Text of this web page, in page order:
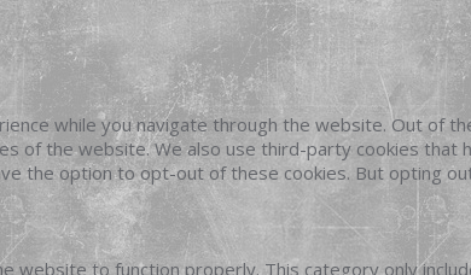
while you navigate through the website. Out of
of the website. We also use third-party cookies
the option to opt-out of these cookies. But opting
website to function properly. This category only